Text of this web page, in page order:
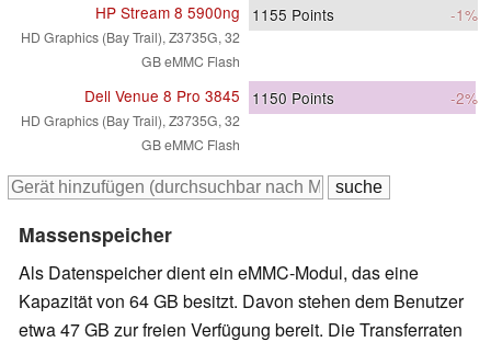
HP Stream 8 5900ng
HD Graphics (Bay Trail), Z3735G, 32
GB eMMC Flash
1155 Points -1%
Dell Venue 8 Pro 3845
HD Graphics (Bay Trail), Z3735G, 32
GB eMMC Flash
1150 Points -2%
Massenspeicher
Als Datenspeicher dient ein eMMC-Modul, das eine
Kapazität von 64 GB besitzt. Davon stehen dem Benutzer
etwa 47 GB zur freien Verfügung bereit. Die Transferraten